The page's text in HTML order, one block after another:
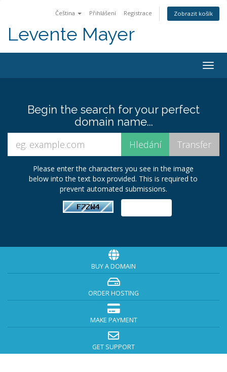
Čeština Přihlášení Registrace Zobrazit košík
Levente Mayer
Begin the search for your perfect
domain name...
Please enter the characters you see in the image
below into the text box provided. This is required to
prevent automated submissions.
BUY A DOMAIN
ORDER HOSTING
MAKE PAYMENT
GET SUPPORT